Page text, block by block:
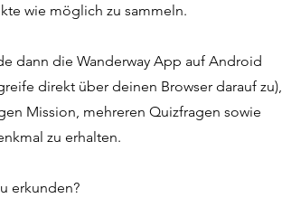
wie möglich zu sammeln.
dann die Wanderway App auf Android
direkt über deinen Browser darauf zu),
Mission, mehreren Quizfragen sowie
zu erhalten.
erkunden?